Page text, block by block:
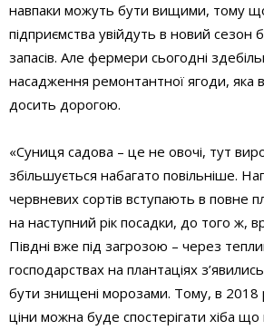
навпаки можуть бути вищими, тому
підприємства увійдуть в новий сезон
запасів. Але фермери сьогодні
насадження ремонтантної ягоди, яка
досить дорогою.
«Суниця садова – це не овочі, тут
збільшується набагато повільніше.
червневих сортів вступають в повне
на наступний рік посадки, до того ж,
Півдні вже під загрозою – через
господарствах на плантаціях
бути знищені морозами. Тому, в 2018
ціни можна буде спостерігати хіба